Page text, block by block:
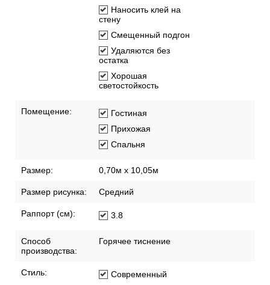
Наносить клей на
стену
Смещенный подгон
Удаляются без
остатка
Хорошая
светостойкость
Помещение:
Гостиная
Прихожая
Спальня
Размер: 0,70м x 10,05м
Размер рисунка: Средний
Раппорт (см): 3.8
Способ
производства:
Горячее тиснение
Стиль: Современный